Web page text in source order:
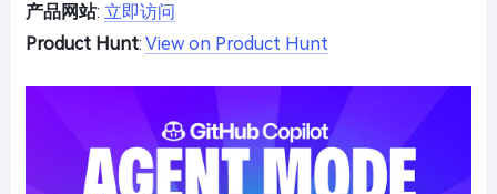
产品网站: 立即访问
Product Hunt: View on Product Hunt